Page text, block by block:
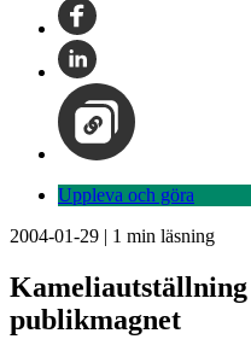
Uppleva och göra
2004-01-29 | 1 min läsning
publikmagnet